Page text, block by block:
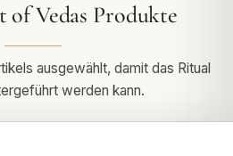
of Vedas Produkte
ausgewählt, damit das Ritual
werden kann.